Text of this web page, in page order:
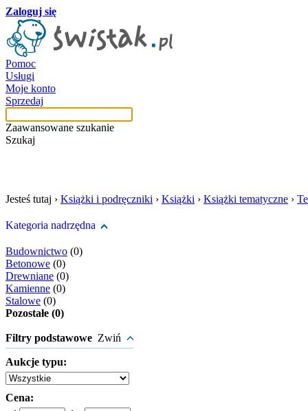
Zaloguj się
Pomoc
Usługi
Moje konto
Sprzedaj
Zaawansowane szukanie
Szukaj
Jesteś tutaj › Książki i podręczniki › Książki › Książki tematyczne ›
Kategoria nadrzędna
Budownictwo (0)
Betonowe (0)
Drewniane (0)
Kamienne (0)
Stalowe (0)
Pozostałe (0)
Filtry podstawowe Zwiń
Aukcje typu:
Cena: